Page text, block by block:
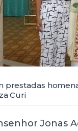
prestadas
Curi
Jonas